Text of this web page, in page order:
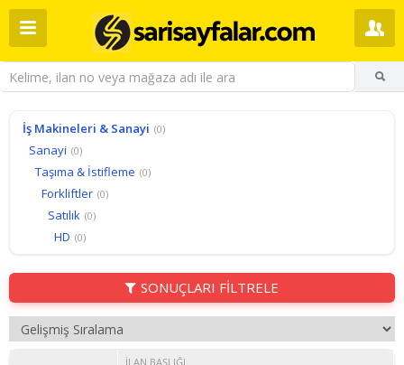
İş Makineleri & Sanayi (0)
Sanayi (0)
Taşıma & İstifleme (0)
Forkliftler (0)
Satılık (0)
HD (0)
SONUÇLARI FİLTRELE
İLAN BAŞLIĞI